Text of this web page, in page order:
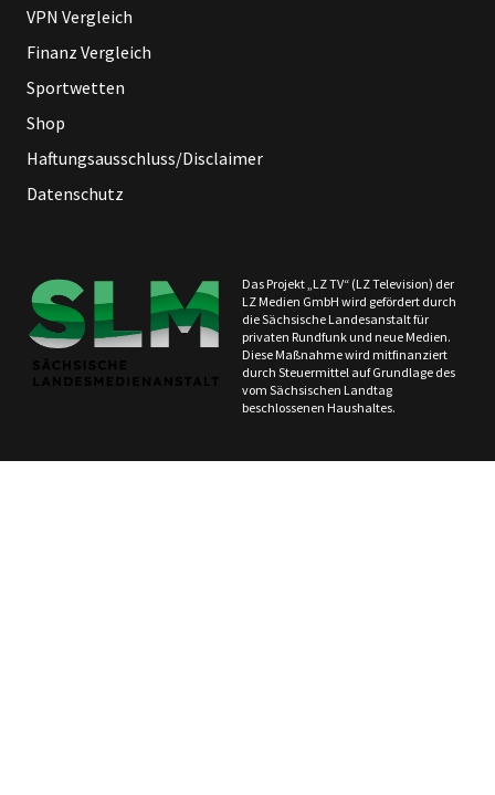
VPN Vergleich
Finanz Vergleich
Sportwetten
Shop
Haftungsausschluss/Disclaimer
Datenschutz
Das Projekt „LZ TV“ (LZ Television) der
LZ Medien GmbH wird gefördert durch
die Sächsische Landesanstalt für
privaten Rundfunk und neue Medien.
Diese Maßnahme wird mitfinanziert
durch Steuermittel auf Grundlage des
vom Sächsischen Landtag
beschlossenen Haushaltes.